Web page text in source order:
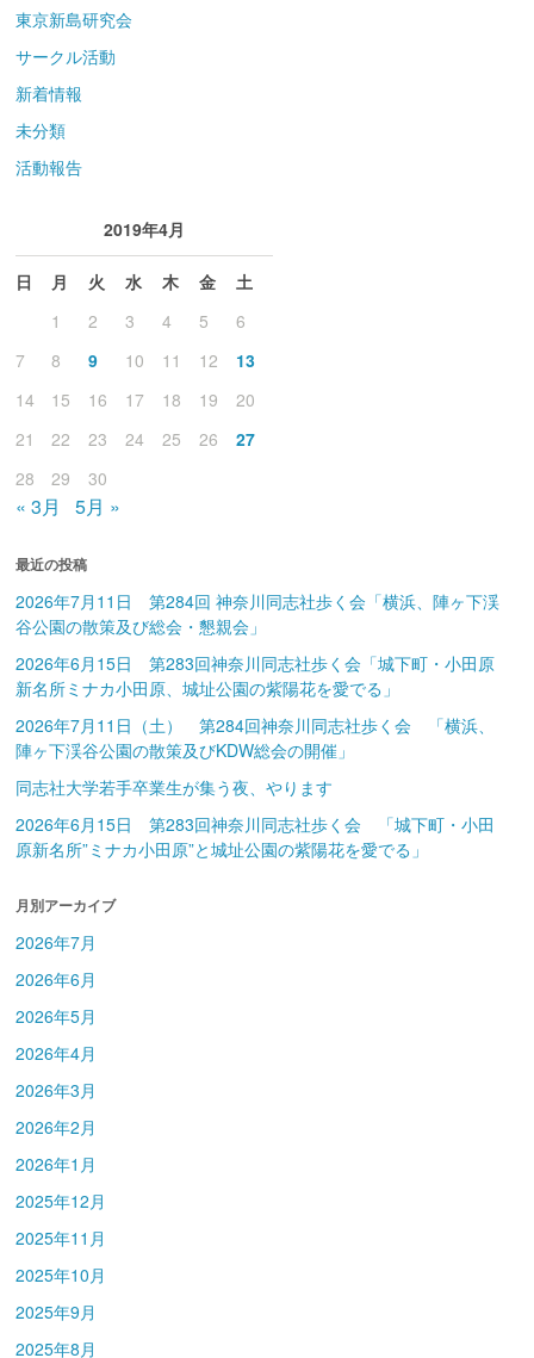
東京新島研究会
サークル活動
新着情報
未分類
活動報告
2019年4月
日 月 火 水 木 金
土
1
2 3 4 5
6
7
8 9 10 11 12
13
14
15 16 17 18 19
20
21
22 23 24 25 26
27
28
29 30
« 3月 5月 »
最近の投稿
2026年7月11日 第284回 神奈川同志社歩く会「横浜、陣ヶ下渓
谷公園の散策及び総会・懇親会」
2026年6月15日 第283回神奈川同志社歩く会「城下町・小田原
新名所ミナカ小田原、城址公園の紫陽花を愛でる」
2026年7月11日（土） 第284回神奈川同志社歩く会 「横浜、
陣ヶ下渓谷公園の散策及びKDW総会の開催」
同志社大学若手卒業生が集う夜、やります
2026年6月15日 第283回神奈川同志社歩く会 「城下町・小田
原新名所”ミナカ小田原”と城址公園の紫陽花を愛でる」
月別アーカイブ
2026年7月
2026年6月
2026年5月
2026年4月
2026年3月
2026年2月
2026年1月
2025年12月
2025年11月
2025年10月
2025年9月
2025年8月